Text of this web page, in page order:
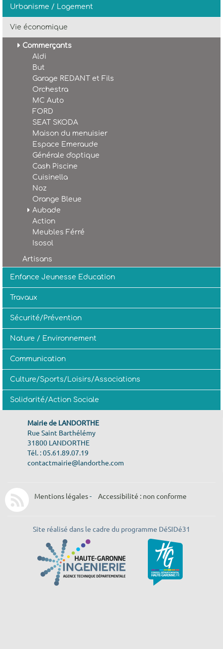
Urbanisme / Logement
Vie économique
Commerçants
Aldi
But
Garage REDANT et Fils
Orchestra
MC Auto
FORD
SEAT SKODA
Maison du menuisier
Espace Emeraude
Générale d'optique
Cash Piscine
Cuisinella
Noz
Orange Bleue
Aubade
Action
Meubles Férré
Isosol
Artisans
Enfance Jeunesse Education
Travaux
Sécurité/Prévention
Nature / Environnement
Communication
Culture/Sports/Loisirs/Associations
Solidarité/Action Sociale
Mairie de LANDORTHE
Rue Saint Barthélémy
31800 LANDORTHE
Tél. : 05.61.89.07.19
contactmairie@landorthe.com
Mentions légales- Accessibilité : non conforme
Site réalisé dans le cadre du programme DéSIDé31